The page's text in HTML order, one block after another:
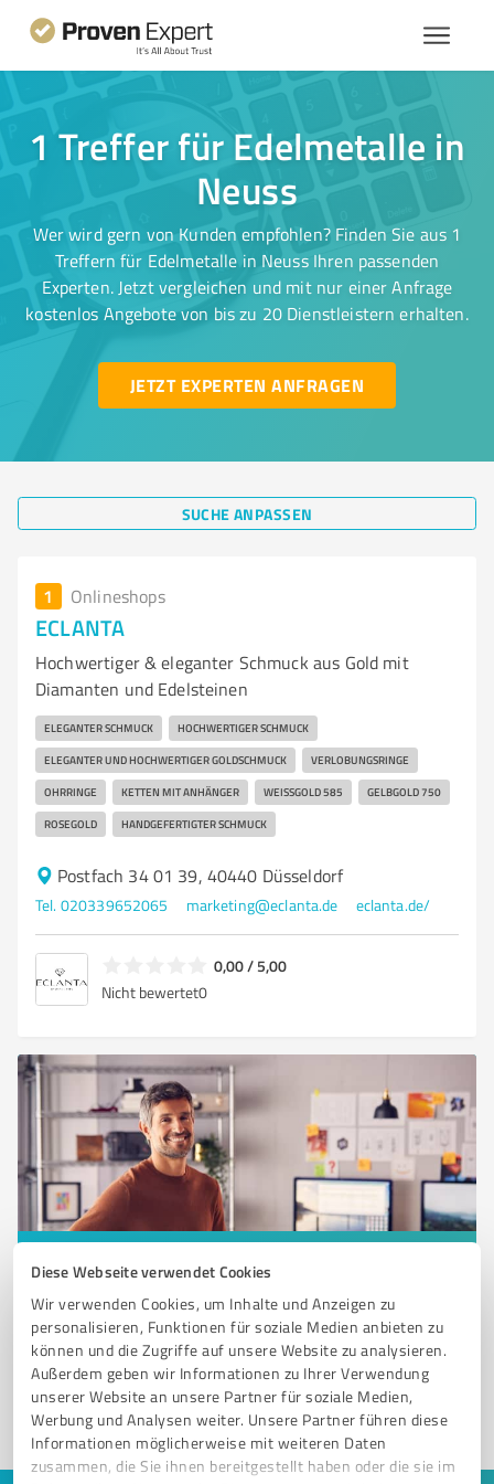
Diese Webseite verwendet Cookies
Wir verwenden Cookies, um Inhalte und Anzeigen zu
personalisieren, Funktionen für soziale Medien anbieten zu
können und die Zugriffe auf unsere Website zu analysieren.
Außerdem geben wir Informationen zu Ihrer Verwendung
unserer Website an unsere Partner für soziale Medien,
Werbung und Analysen weiter. Unsere Partner führen diese
Informationen möglicherweise mit weiteren Daten
zusammen, die Sie ihnen bereitgestellt haben oder die sie im
1 Treffer für Edelmetalle in
Neuss
Wer wird gern von Kunden empfohlen? Finden Sie aus 1
Treffern für Edelmetalle in Neuss Ihren passenden
Experten. Jetzt vergleichen und mit nur einer Anfrage
kostenlos Angebote von bis zu 20 Dienstleistern erhalten.
JETZT EXPERTEN ANFRAGEN
SUCHE ANPASSEN
1 Onlineshops
ECLANTA
Hochwertiger & eleganter Schmuck aus Gold mit
Diamanten und Edelsteinen
ELEGANTER SCHMUCK HOCHWERTIGER SCHMUCK
ELEGANTER UND HOCHWERTIGER GOLDSCHMUCK VERLOBUNGSRINGE
OHRRINGE KETTEN MIT ANHÄNGER WEISSGOLD 585 GELBGOLD 750
ROSEGOLD HANDGEFERTIGTER SCHMUCK
Postfach 34 01 39, 40440 Düsseldorf
Tel. 020339652065 marketing@eclanta.de eclanta.de/
0,00 / 5,00
Nicht bewertet0
Sie möchten auch hier gelistet werden?
Registrieren Sie sich jetzt und werden Sie ein von
Kunden empfohlener ProvenExpert!
1